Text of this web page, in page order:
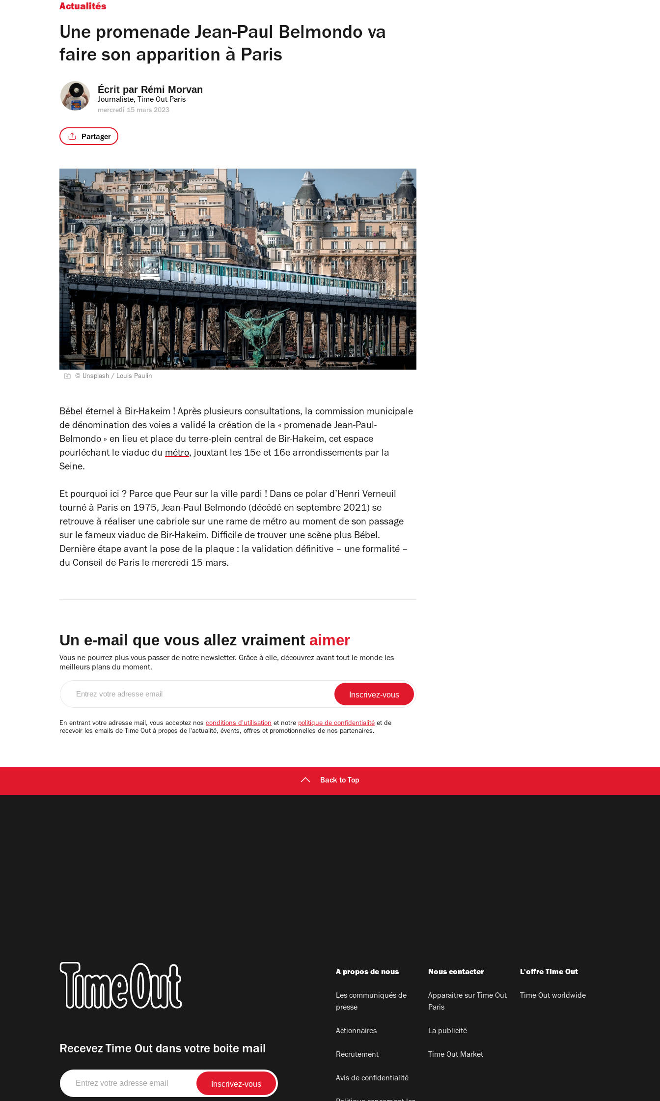
Actualités
Une promenade Jean-Paul Belmondo va
faire son apparition à Paris
Écrit par Rémi Morvan
Journaliste, Time Out Paris
mercredi 15 mars 2023
Partager
© Unsplash / Louis Paulin
Bébel éternel à Bir-Hakeim ! Après plusieurs consultations, la commission municipale
de dénomination des voies a validé la création de la « promenade Jean-Paul-
Belmondo » en lieu et place du terre-plein central de Bir-Hakeim, cet espace
pourléchant le viaduc du métro, jouxtant les 15e et 16e arrondissements par la
Seine.
Et pourquoi ici ? Parce que Peur sur la ville pardi ! Dans ce polar d’Henri Verneuil
tourné à Paris en 1975, Jean-Paul Belmondo (décédé en septembre 2021) se
retrouve à réaliser une cabriole sur une rame de métro au moment de son passage
sur le fameux viaduc de Bir-Hakeim. Difficile de trouver une scène plus Bébel.
Dernière étape avant la pose de la plaque : la validation définitive – une formalité –
du Conseil de Paris le mercredi 15 mars.
Un e-mail que vous allez vraiment aimer
Vous ne pourrez plus vous passer de notre newsletter. Grâce à elle, découvrez avant tout le monde les
meilleurs plans du moment.
email
En entrant votre adresse mail, vous acceptez nos conditions d'utilisation et notre politique de confidentialité et de
recevoir les emails de Time Out à propos de l'actualité, évents, offres et promotionnelles de nos partenaires.
Back to Top
Recevez Time Out dans votre boite mail
Entrez
votre
adresse
A propos de nous
Les communiqués de
presse
Actionnaires
Recrutement
Avis de confidentialité
Nous contacter
Apparaitre sur Time Out
Paris
La publicité
Time Out Market
L'offre Time Out
Time Out worldwide